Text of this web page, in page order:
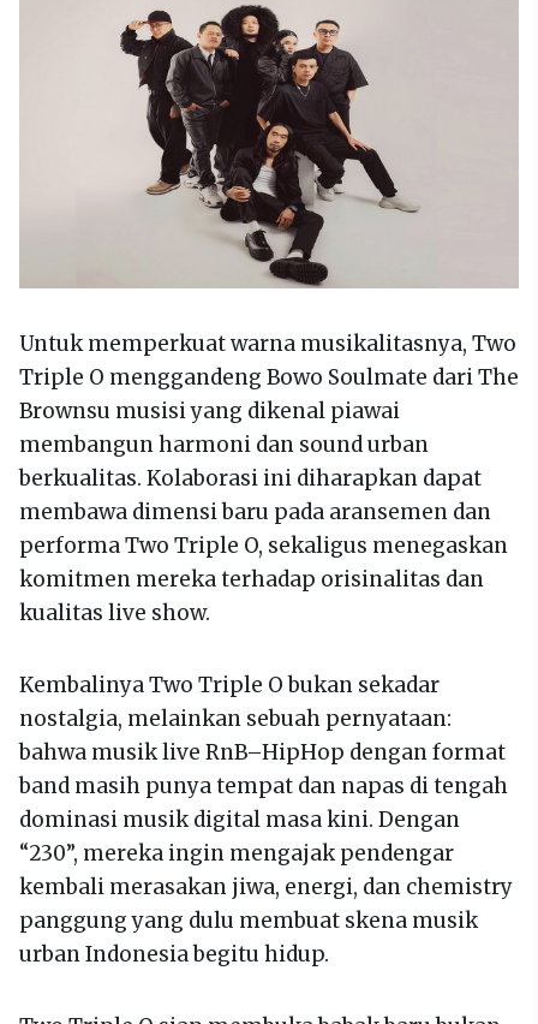
Untuk memperkuat warna musikalitasnya, Two
Triple O menggandeng Bowo Soulmate dari The
Brownsu musisi yang dikenal piawai
membangun harmoni dan sound urban
berkualitas. Kolaborasi ini diharapkan dapat
membawa dimensi baru pada aransemen dan
performa Two Triple O, sekaligus menegaskan
komitmen mereka terhadap orisinalitas dan
kualitas live show.
Kembalinya Two Triple O bukan sekadar
nostalgia, melainkan sebuah pernyataan:
bahwa musik live RnB–HipHop dengan format
band masih punya tempat dan napas di tengah
dominasi musik digital masa kini. Dengan
“230”, mereka ingin mengajak pendengar
kembali merasakan jiwa, energi, dan chemistry
panggung yang dulu membuat skena musik
urban Indonesia begitu hidup.